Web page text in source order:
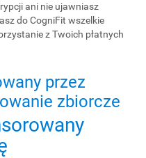
ani nie ujawniasz
do CogniFit wszelkie
z Twoich płatnych
przez
zbiorcze